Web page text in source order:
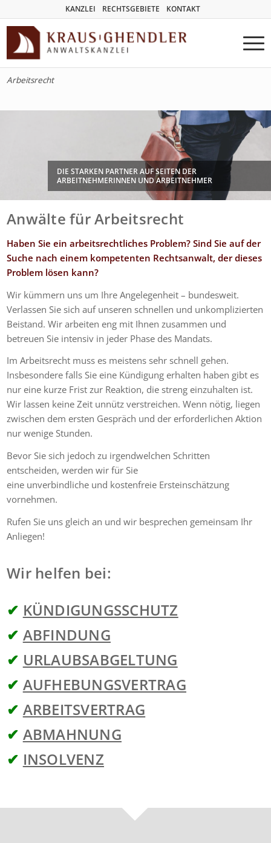
KANZLEI RECHTSGEBIETE KONTAKT
Arbeitsrecht
DIE STARKEN PARTNER AUF SEITEN DER
ARBEITNEHMERINNEN UND ARBEITNEHMER
Anwälte für Arbeitsrecht
Haben Sie ein arbeitsrechtliches Problem? Sind Sie auf der
Suche nach einem kompetenten Rechtsanwalt, der dieses
Problem lösen kann?
Wir kümmern uns um Ihre Angelegenheit – bundesweit.
Verlassen Sie sich auf unseren schnellen und unkomplizierten
Beistand. Wir arbeiten eng mit Ihnen zusammen und
betreuen Sie intensiv in jeder Phase des Mandats.
Im Arbeitsrecht muss es meistens sehr schnell gehen.
Insbesondere falls Sie eine Kündigung erhalten haben gibt es
nur eine kurze Frist zur Reaktion, die streng einzuhalten ist.
Wir lassen keine Zeit unnütz verstreichen. Wenn nötig, liegen
zwischen dem ersten Gespräch und der erforderlichen Aktion
nur wenige Stunden.
Bevor Sie sich jedoch zu irgendwelchen Schritten
entscheiden, werden wir für Sie
eine unverbindliche und kostenfreie Ersteinschätzung
vornehmen.
Rufen Sie uns gleich an und wir besprechen gemeinsam Ihr
Anliegen!
Wir helfen bei:
✔ KÜNDIGUNGSSCHUTZ
✔ ABFINDUNG
✔ URLAUBSABGELTUNG
✔ AUFHEBUNGSVERTRAG
✔ ARBEITSVERTRAG
✔ ABMAHNUNG
✔ INSOLVENZ